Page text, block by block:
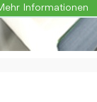
Informationen